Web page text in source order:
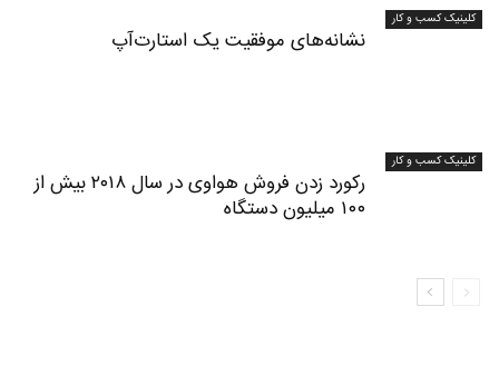
کلینیک کسب و کار
نشانه‌های موفقیت یک استارت‌آپ
کلینیک کسب و کار
رکورد زدن فروش هواوی در سال ۲۰۱۸ بیش از
۱۰۰ میلیون دستگاه